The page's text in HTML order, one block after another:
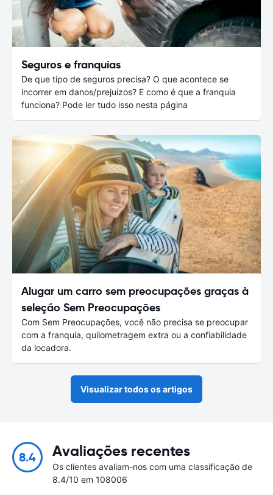
Seguros e franquias
De que tipo de seguros precisa? O que acontece se
incorrer em danos/prejuízos? E como é que a franquia
funciona? Pode ler tudo isso nesta página
Alugar um carro sem preocupações graças à
seleção Sem Preocupações
Com Sem Preocupações, você não precisa se preocupar
com a franquia, quilometragem extra ou a confiabilidade
da locadora.
Visualizar todos os artigos
8.4 Avaliações recentes
Os clientes avaliam-nos com uma classificação de
8.4/10 em 108006